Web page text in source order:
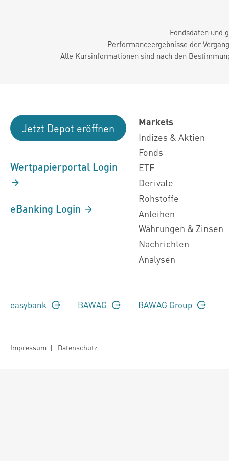
Fondsdaten und
Performanceergebnisse der
Alle Kursinformationen sind nach den
Jetzt Depot eröffnen
Wertpapierportal Login
eBanking Login
Markets
Indizes & Aktien
Fonds
ETF
Derivate
Rohstoffe
Anleihen
Währungen & Zinsen
Nachrichten
Analysen
easybank BAWAG BAWAG Group
Impressum | Datenschutz